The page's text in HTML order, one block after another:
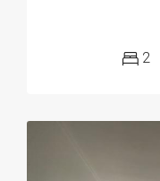
2